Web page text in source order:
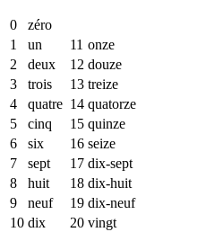
0
zéro
1
un 11 onze
2
deux 12 douze
3
trois 13 treize
4
quatre 14 quatorze
5
cinq 15 quinze
6
six 16 seize
7
sept 17 dix-sept
8
huit 18 dix-huit
9
neuf 19 dix-neuf
10 dix 20 vingt